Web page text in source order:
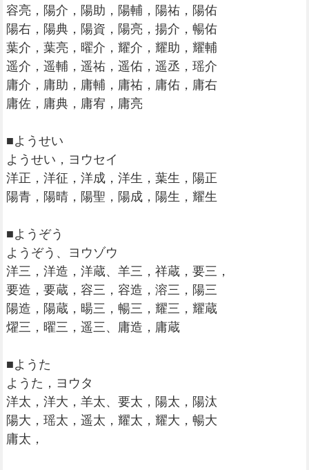
容亮，陽介，陽助，陽輔，陽祐，陽佑
陽右，陽典，陽資，陽亮，揚介，暢佑
葉介，葉亮，曜介，耀介，耀助，耀輔
遥介，遥輔，遥祐，遥佑，遥丞，瑶介
庸介，庸助，庸輔，庸祐，庸佑，庸右
庸佐，庸典，庸宥，庸亮
■ようせい
ようせい，ヨウセイ
洋正，洋征，洋成，洋生，葉生，陽正
陽青，陽晴，陽聖，陽成，陽生，耀生
■ようぞう
ようぞう、ヨウゾウ
洋三，洋造，洋蔵、羊三，祥蔵，要三，
要造，要蔵，容三，容造，溶三，陽三
陽造，陽蔵，暘三，暢三，耀三，耀蔵
燿三，曜三，遥三、庸造，庸蔵
■ようた
ようた，ヨウタ
洋太，洋大，羊太、要太，陽太，陽汰
陽大，瑶太，遥太，耀太，耀大，暢大
庸太，